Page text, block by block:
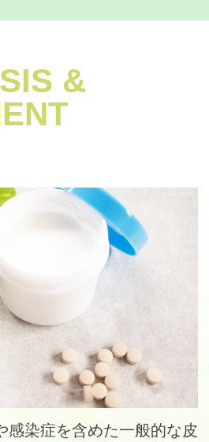
&
感染症を含めた一般的な皮